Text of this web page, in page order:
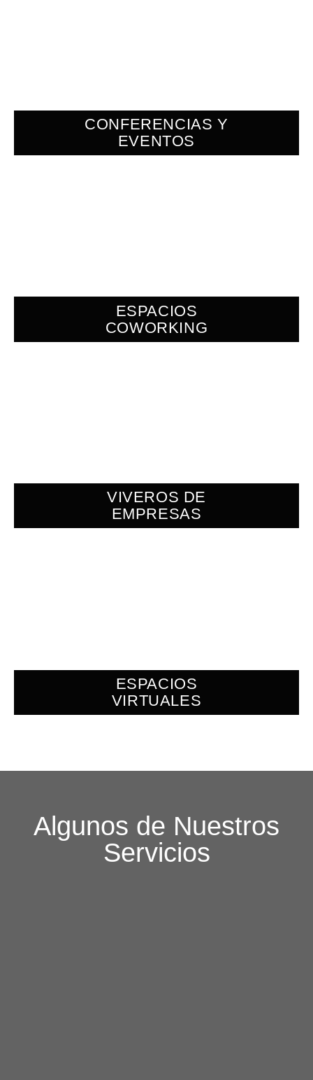
CONFERENCIAS Y
EVENTOS
ESPACIOS
COWORKING
VIVEROS DE
EMPRESAS
ESPACIOS
VIRTUALES
Algunos de Nuestros
Servicios